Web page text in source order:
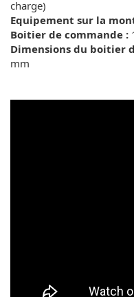
charge)
Equipement sur la
Boitier de commande :
Dimensions du boitier
mm